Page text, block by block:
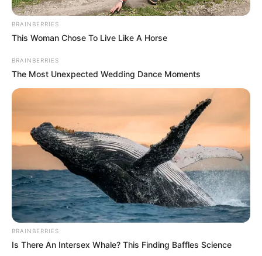
BRAINBERRIES
This Woman Chose To Live Like A Horse
BRAINBERRIES
The Most Unexpected Wedding Dance Moments
BRAINBERRIES
Is There An Intersex Whale? This Finding Baffles Science